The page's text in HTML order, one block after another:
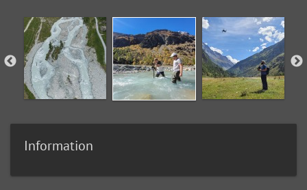
Information